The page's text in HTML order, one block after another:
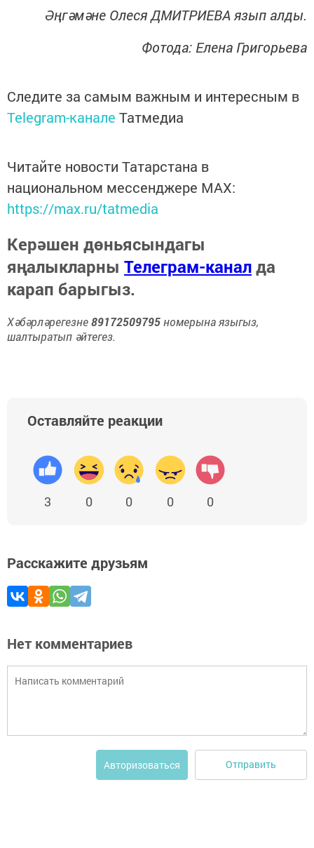
Әңгәмәне Олеся ДМИТРИЕВА язып алды.
Фотода: Елена Григорьева
Следите за самым важным и интересным в
Telegram-канале Татмедиа
Читайте новости Татарстана в
национальном мессенджере MАХ:
https://max.ru/tatmedia
Керәшен дөньясындагы
яңалыкларны Телеграм-каналда
карап барыгыз.
Хәбәрләрегезне89172509795номерына языгыз,
шалтыратып әйтегез.
Оставляйте реакции
3 0 0 0 0
Расскажите друзьям
Нет комментариев
Авторизоваться Отправить